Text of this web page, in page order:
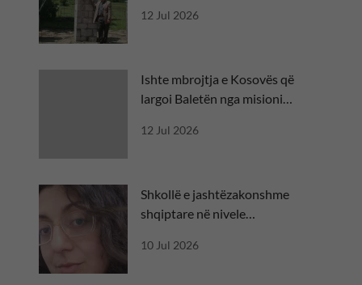
12 Jul 2026
Ishte mbrojtja e Kosovës që
largoi Baletën nga misioni
12 Jul 2026
Shkollë e jashtëzakonshme
shqiptare në nivele
10 Jul 2026